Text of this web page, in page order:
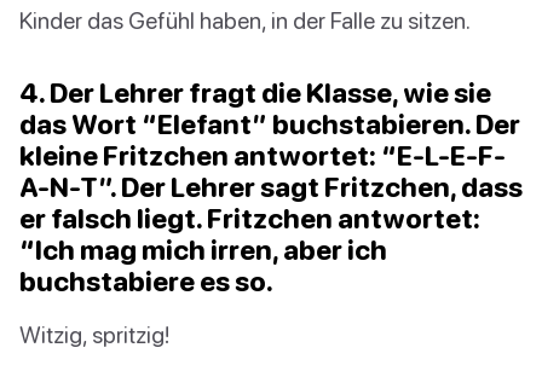
Kinder das Gefühl haben, in der Falle zu sitzen.
4. Der Lehrer fragt die Klasse, wie sie
das Wort “Elefant” buchstabieren. Der
kleine Fritzchen antwortet: “E-L-E-F-
A-N-T”. Der Lehrer sagt Fritzchen, dass
er falsch liegt. Fritzchen antwortet:
“Ich mag mich irren, aber ich
buchstabiere es so.
Witzig, spritzig!